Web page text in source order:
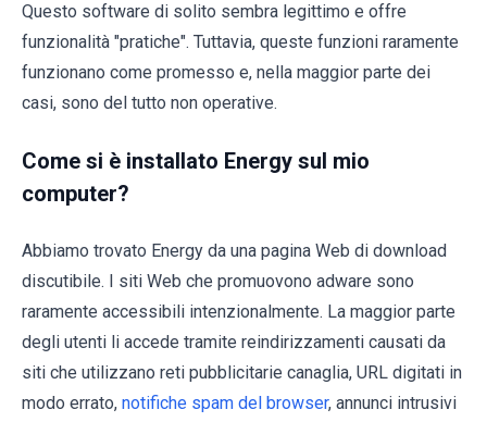
Questo software di solito sembra legittimo e offre
funzionalità "pratiche". Tuttavia, queste funzioni raramente
funzionano come promesso e, nella maggior parte dei
casi, sono del tutto non operative.
Come si è installato Energy sul mio
computer?
Abbiamo trovato Energy da una pagina Web di download
discutibile. I siti Web che promuovono adware sono
raramente accessibili intenzionalmente. La maggior parte
degli utenti li accede tramite reindirizzamenti causati da
siti che utilizzano reti pubblicitarie canaglia, URL digitati in
modo errato, notifiche spam del browser, annunci intrusivi